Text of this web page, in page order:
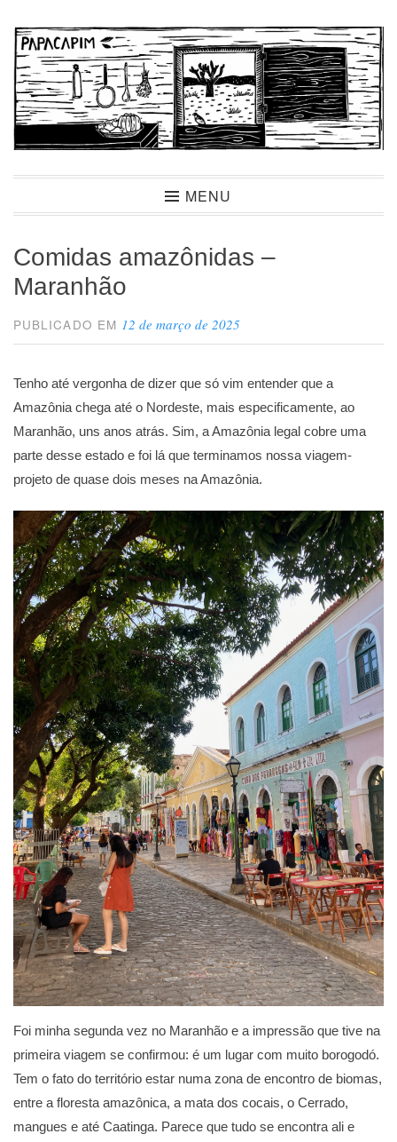
para
conteúdo
PapacapimMENU
Comidas amazônidas –
Maranhão
PUBLICADO EM 12 de março de 2025
Tenho até vergonha de dizer que só vim entender que a
Amazônia chega até o Nordeste, mais especificamente, ao
Maranhão, uns anos atrás. Sim, a Amazônia legal cobre uma
parte desse estado e foi lá que terminamos nossa viagem-
projeto de quase dois meses na Amazônia.
Foi minha segunda vez no Maranhão e a impressão que tive na
primeira viagem se confirmou: é um lugar com muito borogodó.
Tem o fato do território estar numa zona de encontro de biomas,
entre a floresta amazônica, a mata dos cocais, o Cerrado,
mangues e até Caatinga. Parece que tudo se encontra ali e